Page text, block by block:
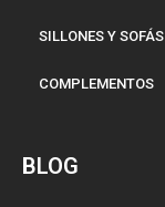
SILLONES Y SOFÁS
COMPLEMENTOS
BLOG